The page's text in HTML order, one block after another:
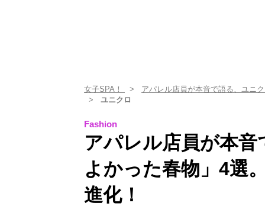
女子SPA！
アパレル店員が本音で語る、ユニ
ユニクロ
Fashion
アパレル店員が本
よかった春物」4選
進化！